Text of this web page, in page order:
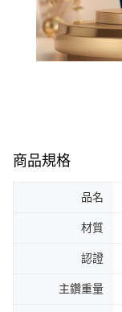
商品規格
品名
材質
認證
主鑽重量